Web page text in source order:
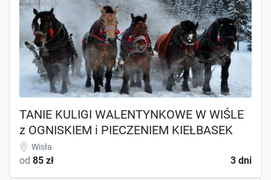
TANIE KULIGI WALENTYNKOWE W WIŚLE
z OGNISKIEM i PIECZENIEM KIEŁBASEK
Wisła
od 85 zł 3 dni